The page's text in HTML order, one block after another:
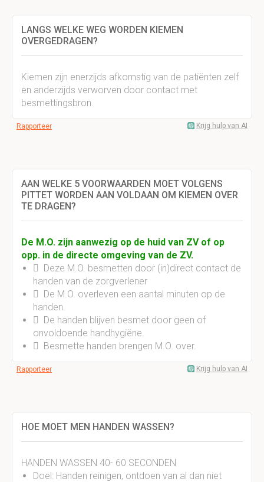
LANGS WELKE WEG WORDEN KIEMEN
OVERGEDRAGEN?
Kiemen zijn enerzijds afkomstig van de patiënten zelf
en anderzijds verworven door contact met
besmettingsbron.
Rapporteer Krijg hulp van AI
AAN WELKE 5 VOORWAARDEN MOET VOLGENS
PITTET WORDEN AAN VOLDAAN OM KIEMEN OVER
TE DRAGEN?
De M.O. zijn aanwezig op de huid van ZV of op
opp. in de directe omgeving van de ZV.
 Deze M.O. besmetten door (in)direct contact de
handen van de zorgverlener
 De M.O. overleven een aantal minuten op de
handen.
 De handen blijven besmet door geen of
onvoldoende handhygiëne.
 Besmette handen brengen M.O. over.
Rapporteer Krijg hulp van AI
HOE MOET MEN HANDEN WASSEN?
HANDEN WASSEN 40- 60 SECONDEN
Doel: Handen reinigen, ontdoen van al dan niet